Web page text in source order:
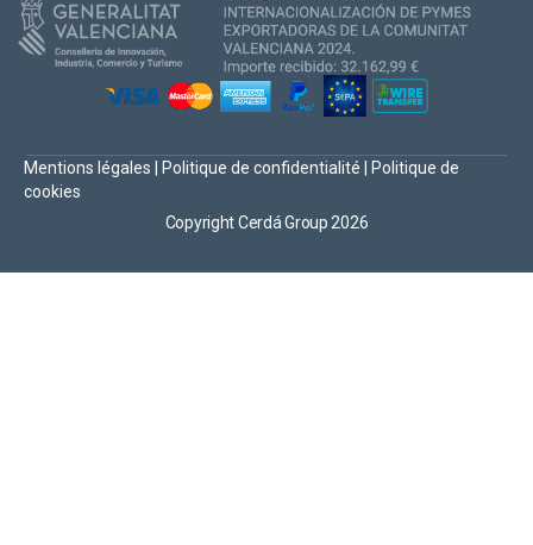
Copyright Cerdá Group 2026
Mentions légales Politique de confidentialité
Politique de
cookies